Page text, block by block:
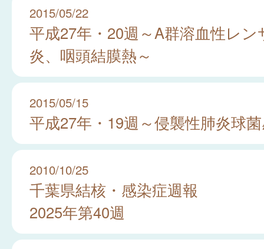
2015/05/22
平成27年・20週～A群溶血性レン
炎、咽頭結膜熱～
2015/05/15
平成27年・19週～侵襲性肺炎球
2010/10/25
千葉県結核・感染症週報
2025年第40週